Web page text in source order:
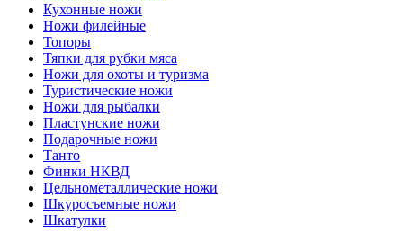
Кухонные ножи
Ножи филейные
Топоры
Тяпки для рубки мяса
Ножи для охоты и туризма
Туристические ножи
Ножи для рыбалки
Пластунские ножи
Подарочные ножи
Танто
Финки НКВД
Цельнометаллические ножи
Шкуросъемные ножи
Шкатулки